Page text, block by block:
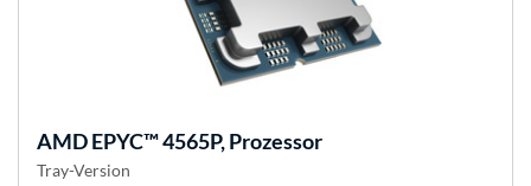
AMDEPYC™ 4565P, Prozessor
Tray-Version